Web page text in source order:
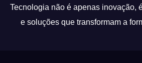
Tecnologia não é apenas inovação,
e soluções que transformam a